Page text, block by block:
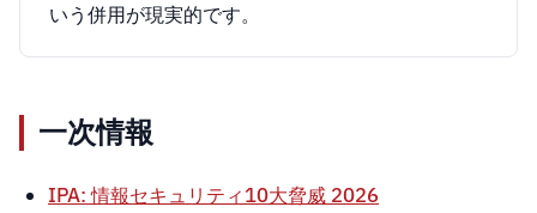
いう併用が現実的です。
一次情報
IPA: 情報セキュリティ10大脅威 2026